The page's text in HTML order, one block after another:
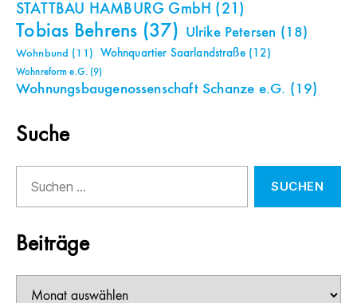
STATTBAU HAMBURG GmbH (21)
Tobias Behrens (37) Ulrike Petersen (18)
Wohnbund (11) Wohnquartier Saarlandstraße(12)
Wohnreform e.G.(9)
Wohnungsbaugenossenschaft Schanze e.G. (19)
Suche
nach:
Beiträge